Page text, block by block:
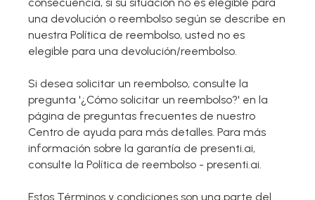
consecuencia, si su situación no es elegible para
una devolución o reembolso según se describe en
nuestra Política de reembolso, usted no es
elegible para una devolución/reembolso.
Si desea solicitar un reembolso, consulte la
pregunta '¿Cómo solicitar un reembolso?' en la
página de preguntas frecuentes de nuestro
Centro de ayuda para más detalles. Para más
información sobre la garantía de presenti.ai,
consulte la Política de reembolso - presenti.ai.
Estos Términos y condiciones son una parte del